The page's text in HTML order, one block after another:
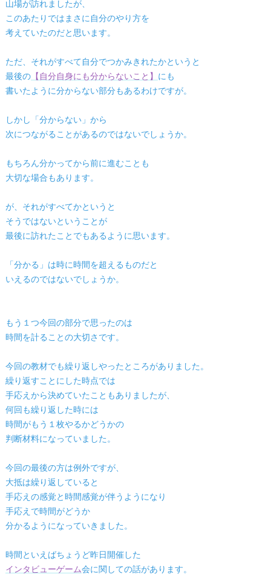
山場が訪れましたが、
このあたりではまさに自分のやり方を
考えていたのだと思います。
ただ、それがすべて自分でつかみきれたかというと
最後の【自分自身にも分からないこと】にも
書いたように分からない部分もあるわけですが。
しかし「分からない」から
次につながることがあるのではないでしょうか。
もちろん分かってから前に進むことも
大切な場合もあります。
が、それがすべてかというと
そうではないということが
最後に訪れたことでもあるように思います。
「分かる」は時に時間を超えるものだと
いえるのではないでしょうか。
もう１つ今回の部分で思ったのは
時間を計ることの大切さです。
今回の教材でも繰り返しやったところがありました。
繰り返すことにした時点では
手応えから決めていたこともありましたが、
何回も繰り返した時には
時間がもう１枚やるかどうかの
判断材料になっていました。
今回の最後の方は例外ですが、
大抵は繰り返していると
手応えの感覚と時間感覚が伴うようになり
手応えで時間がどうか
分かるようになっていきました。
時間といえばちょうど昨日開催した
インタビューゲーム会に関しての話があります。